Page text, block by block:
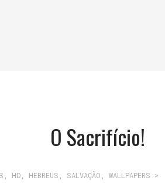
O Sacrifício!
HD HEBREUS SALVAÇÃO ,WALLPAPERS >